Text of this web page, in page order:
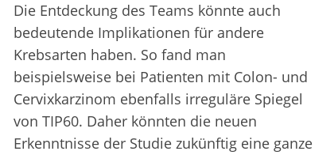
Die Entdeckung des Teams könnte auch
bedeutende Implikationen für andere
Krebsarten haben. So fand man
beispielsweise bei Patienten mit Colon- und
Cervixkarzinom ebenfalls irreguläre Spiegel
von TIP60. Daher könnten die neuen
Erkenntnisse der Studie zukünftig eine ganze